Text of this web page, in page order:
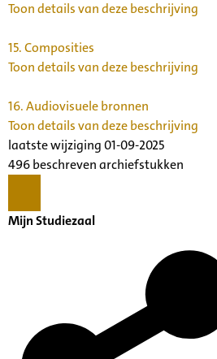
Toon details van deze beschrijving
15.Composities
Toon details van deze beschrijving
16.Audiovisuele bronnen
Toon details van deze beschrijving
laatste wijziging 01-09-2025
496 beschreven archiefstukken
Mijn Studiezaal